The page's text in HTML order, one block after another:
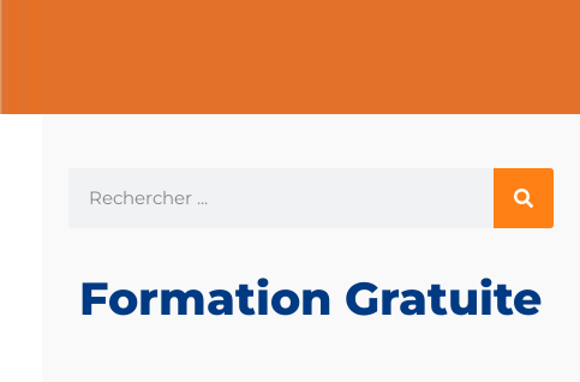
Formation Gratuite